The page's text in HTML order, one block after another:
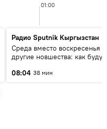
01:00
Радио Sputnik Кыргызстан
Среда вместо воскресенья и
другие новшества: как будут
08:04 38 мин